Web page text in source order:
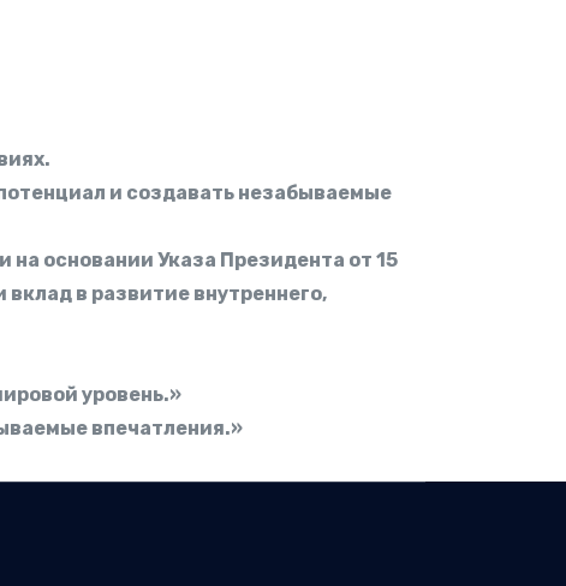
и создавать незабываемые
основании Указа Президента от 15
в развитие внутреннего,
уровень.»
впечатления.»